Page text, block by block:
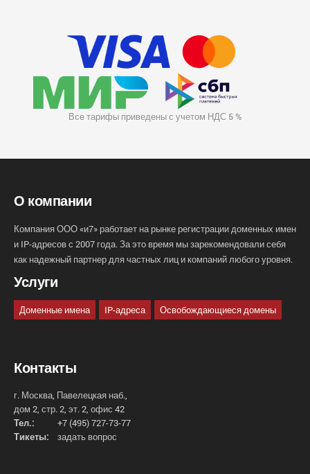
Все тарифы приведены с учетом НДС 5 %
О компании
Компания ООО «и7» работает на рынке регистрации доменных имен
и IP-адресов с 2007 года. За это время мы зарекомендовали себя
как надежный партнер для частных лиц и компаний любого уровня.
Услуги
Доменные имена IP-адреса Освобождающиеся домены
Контакты
г. Москва, Павелецкая наб.,
дом 2, стр. 2, эт. 2, офис 42
Тел.:
+7 (495) 727-73-77
Тикеты:
задать вопрос